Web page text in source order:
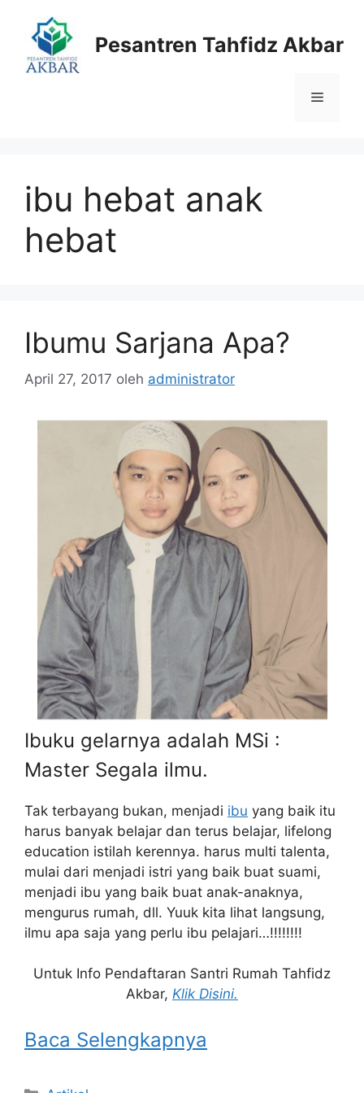
Pesantren Tahfidz Akbar
Menu
ibu hebat anak
hebat
Ibumu Sarjana Apa?
April 27, 2017 oleh administrator
Ibuku gelarnya adalah MSi :
Master Segala ilmu.
Tak terbayang bukan, menjadi ibu yang baik itu
harus banyak belajar dan terus belajar, lifelong
education istilah kerennya. harus multi talenta,
mulai dari menjadi istri yang baik buat suami,
menjadi ibu yang baik buat anak-anaknya,
mengurus rumah, dll. Yuuk kita lihat langsung,
ilmu apa saja yang perlu ibu pelajari…!!!!!!!!
Untuk Info Pendaftaran Santri Rumah Tahfidz
Akbar, Klik Disini.
Baca Selengkapnya